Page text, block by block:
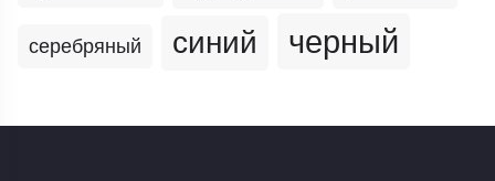
серебряный синий черный